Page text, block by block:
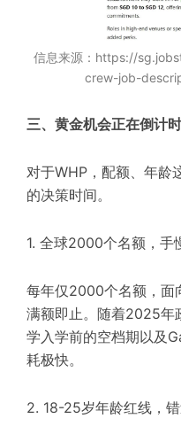
信息来源：https://
crew-job-
三、黄金机会正在倒计
对于WHP，配额、年龄
的决策时间。
1. 全球2000个名额，手
每年仅2000个名额，面
满额即止。随着2025年
学入学前的空档期以及
耗极快。
2. 18-25岁年龄红线，错